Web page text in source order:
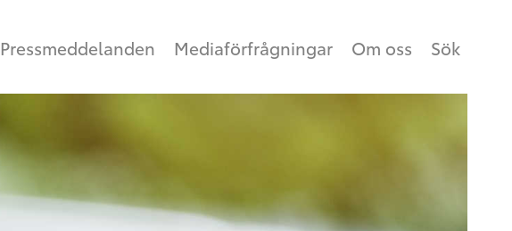
Pressmeddelanden Mediaförfrågningar Om oss Sök